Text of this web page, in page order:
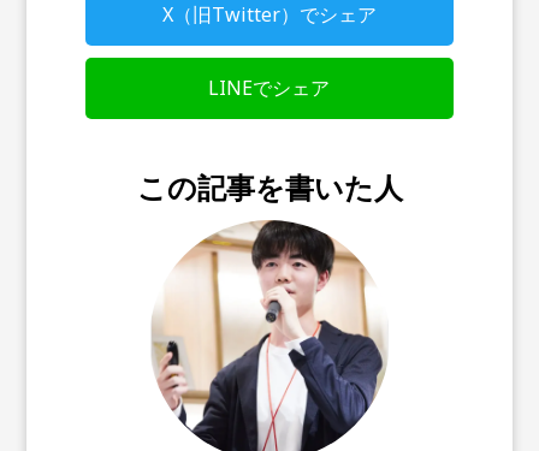
X（旧Twitter）でシェア
LINEでシェア
この記事を書いた人